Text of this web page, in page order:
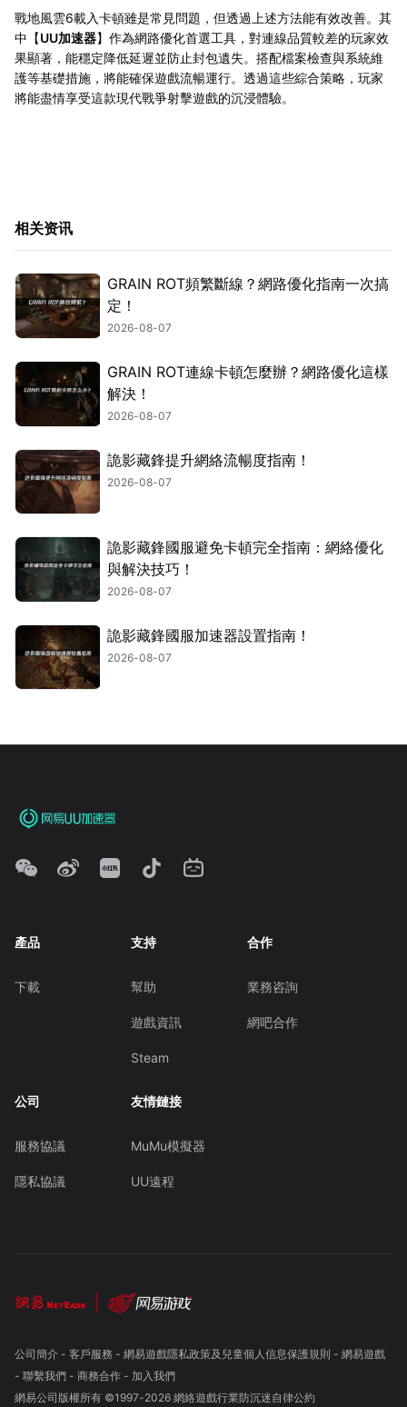
戰地風雲6載入卡頓雖是常見問題，但透過上述方法能有效改善。其
中【UU加速器】作為網路優化首選工具，對連線品質較差的玩家效
果顯著，能穩定降低延遲並防止封包遺失。搭配檔案檢查與系統維
護等基礎措施，將能確保遊戲流暢運行。透過這些綜合策略，玩家
將能盡情享受這款現代戰爭射擊遊戲的沉浸體驗。
相关资讯
GRAIN ROT頻繁斷線？網路優化指南一次搞
定！
2026-08-07
GRAIN ROT連線卡頓怎麼辦？網路優化這樣
解決！
2026-08-07
詭影藏鋒提升網絡流暢度指南！
2026-08-07
詭影藏鋒國服避免卡頓完全指南：網絡優化
與解決技巧！
2026-08-07
詭影藏鋒國服加速器設置指南！
2026-08-07
產品
下載
支持
幫助
遊戲資訊
Steam
合作
業務咨詢
網吧合作
公司
服務協議
隱私協議
友情鏈接
MuMu模擬器
UU遠程
公司簡介- 客戶服務 - 網易遊戲隱私政策及兒童個人信息保護規則 - 網易遊戲
- 聯繫我們- 商務合作- 加入我們
網易公司版權所有 ©1997-2026 網絡遊戲行業防沉迷自律公約